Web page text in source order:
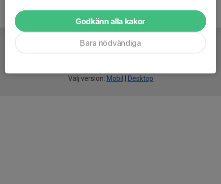
Välj version: Mobil Desktop
Godkänn alla kakor
Bara nödvändiga